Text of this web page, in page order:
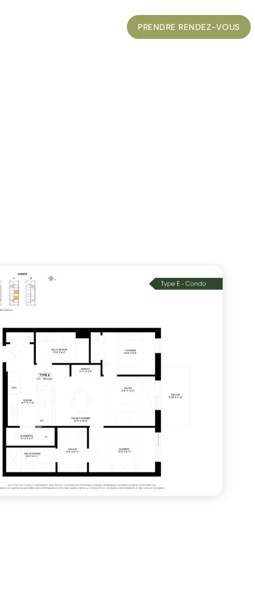
PRENDRE RENDEZ-VOUS